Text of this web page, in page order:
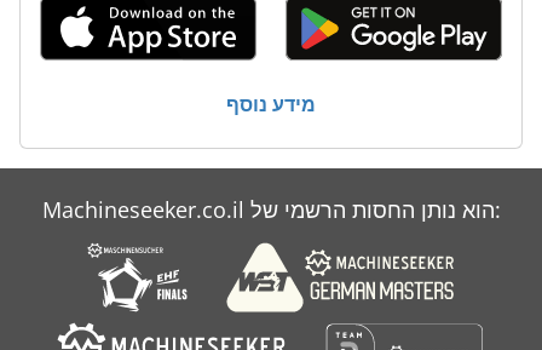
צג
ראה ציר להרקב
שבבי מתכת
מידע נוסף
Machineseeker.co.il הוא נותן החסות הרשמי של: